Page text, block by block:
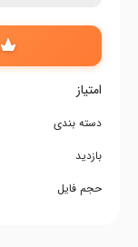
امتیاز
دسته بندی
بازدید
حجم فایل